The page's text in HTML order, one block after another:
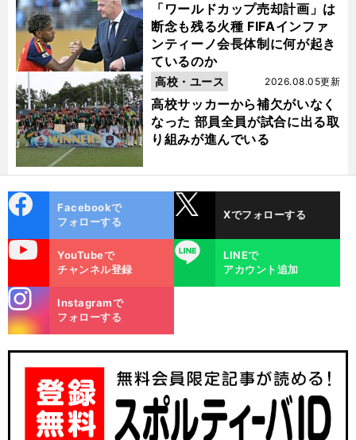
「ワールドカップ売却計画」は
断念も残る火種 FIFAインファ
ンティーノ会長体制に何が起き
ているのか
高校サッカーから補欠がいなく
なった 部員全員が試合に出る取
り組みが進んでいる
2026.08.05更新
高校・ユース
ok
Facebookで
フォローする
Xでフォローする
YouTubeで
チャンネル登録
LINE
LINEで
アカウント追加
m
Instagramで
フォローする